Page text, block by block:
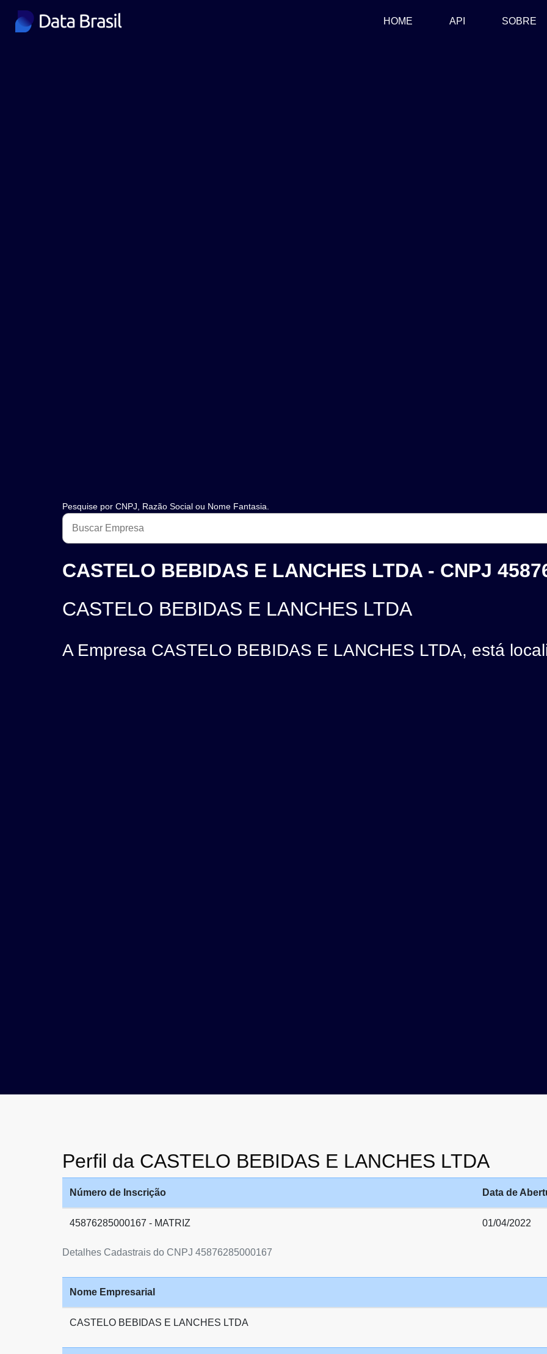
HOME (CURRENT)
API SOBRE
Pesquise por CNPJ, Razão Social ou Nome Fantasia.
CASTELO BEBIDAS E LANCHES LTDA - CNPJ
CASTELO BEBIDAS E LANCHES LTDA
A Empresa CASTELO BEBIDAS E LANCHES LTDA, está
Perfil da CASTELO BEBIDAS E LANCHES LTDA
Detalhes Cadastrais do CNPJ 45876285000167
Número de Inscrição Data de
45876285000167 - MATRIZ 01/04/2022
Nome Empresarial
CASTELO BEBIDAS E LANCHES LTDA